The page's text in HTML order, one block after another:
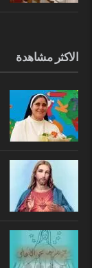
الاكثر مشاهدة